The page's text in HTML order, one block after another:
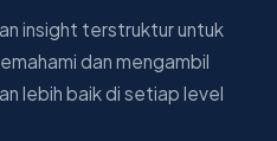
insight terstruktur untuk
dan mengambil
lebih baik di setiap level